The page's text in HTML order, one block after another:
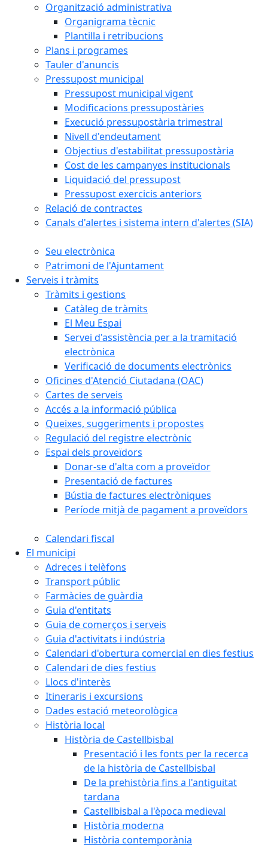
Organització administrativa
Organigrama tècnic
Plantilla i retribucions
Plans i programes
Tauler d'anuncis
Pressupost municipal
Pressupost municipal vigent
Modificacions pressupostàries
Execució pressupostària trimestral
Nivell d'endeutament
Objectius d'estabilitat pressupostària
Cost de les campanyes institucionals
Liquidació del pressupost
Pressupost exercicis anteriors
Relació de contractes
Canals d'alertes i sistema intern d'alertes (SIA)
Seu electrònica
Patrimoni de l'Ajuntament
Serveis i tràmits
Tràmits i gestions
Catàleg de tràmits
El Meu Espai
Servei d'assistència per a la tramitació
electrònica
Verificació de documents electrònics
Oficines d'Atenció Ciutadana (OAC)
Cartes de serveis
Accés a la informació pública
Queixes, suggeriments i propostes
Regulació del registre electrònic
Espai dels proveïdors
Donar-se d'alta com a proveïdor
Presentació de factures
Bústia de factures electròniques
Període mitjà de pagament a proveïdors
Calendari fiscal
El municipi
Adreces i telèfons
Transport públic
Farmàcies de guàrdia
Guia d'entitats
Guia de comerços i serveis
Guia d'activitats i indústria
Calendari d'obertura comercial en dies festius
Calendari de dies festius
Llocs d'interès
Itineraris i excursions
Dades estació meteorològica
Història local
Història de Castellbisbal
Presentació i les fonts per la recerca
de la història de Castellbisbal
De la prehistòria fins a l'antiguitat
tardana
Castellbisbal a l'època medieval
Història moderna
Història contemporània